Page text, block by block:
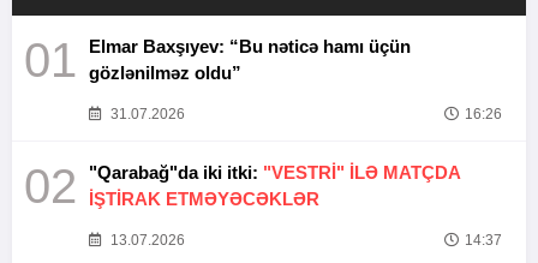
01
Elmar Baxşıyev: “Bu nəticə hamı üçün
gözlənilməz oldu”
31.07.2026 16:26
02 "Qarabağ"da iki itki: "VESTRİ" İLƏ MATÇDA
İŞTİRAK ETMƏYƏCƏKLƏR
13.07.2026 14:37